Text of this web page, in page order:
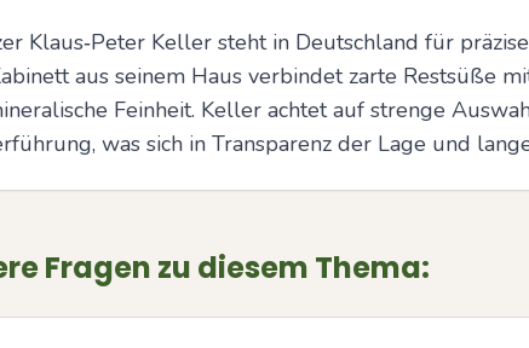
Klaus‑Peter Keller steht in Deutschland für
aus seinem Haus verbindet zarte Restsüße
Feinheit. Keller achtet auf strenge
was sich in Transparenz der Lage und
Fragen zu diesem Thema: